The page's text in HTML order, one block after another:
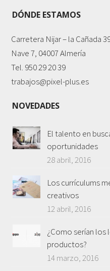
DÓNDE ESTAMOS
Carretera Nijar – la Cañada
Nave 7, 04007 Almería
Tel. 950 29 20 39
trabajos@pixel-plus.es
NOVEDADES
El talento en
oportunidades
28 abril, 2016
Los currículums
creativos
12 abril, 2016
¿Como serían
productos?
14 marzo, 2016